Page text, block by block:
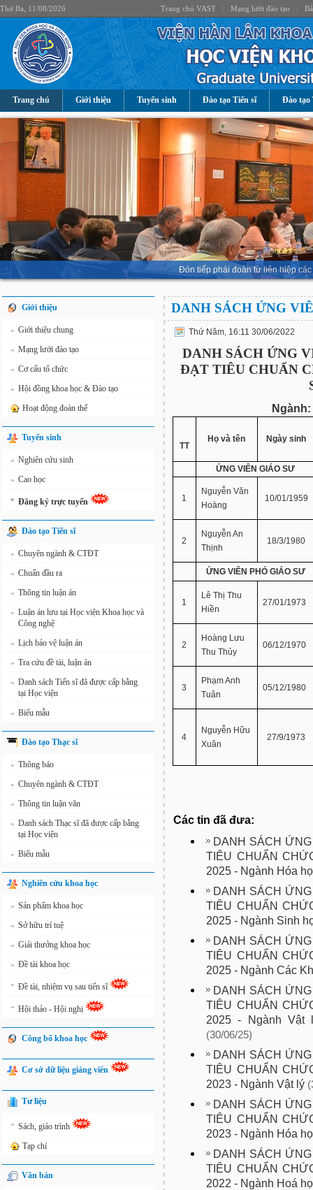
Thứ Ba, 11/08/2026 Trang chủ VAST Mạng lưới đào tạo
Trang chủ Giới thiệu Tuyển sinh Đào tạo Tiến sĩ Đào tạo
Đón tiếp phái đoàn từ liên hiệp
Giới thiệu
» Giới thiệu chung
» Mạng lưới đào tạo
» Cơ cấu tổ chức
» Hội đồng khoa học & Đào tạo
Hoạt động đoàn thể
Tuyển sinh
» Nghiên cứu sinh
» Cao học
» Đăng ký trực tuyến
Đào tạo Tiến sĩ
» Chuyên ngành & CTĐT
» Chuẩn đầu ra
» Thông tin luận án
» Luận án lưu tại Học viện Khoa học và
Công nghệ
» Lịch bảo vệ luận án
» Tra cứu đề tài, luận án
» Danh sách Tiến sĩ đã được cấp bằng
tại Học viện
» Biểu mẫu
Đào tạo Thạc sĩ
» Thông báo
» Chuyên ngành & CTĐT
» Thông tin luận văn
» Danh sách Thạc sĩ đã được cấp bằng
tại Học viện
» Biểu mẫu
Nghiên cứu khoa học
» Sản phẩm khoa học
» Sở hữu trí tuệ
» Giải thưởng khoa học
» Đề tài khoa học
» Đề tài, nhiệm vụ sau tiến sĩ
» Hội thảo - Hội nghị
Công bố khoa học
Cơ sở dữ liệu giảng viên
Tư liệu
» Sách, giáo trình
Tạp chí
Văn bản
DANH SÁCH ỨNG
Thứ Năm, 16:11 30/06/2022
DANH SÁCH ỨNG
ĐẠT TIÊU CHUẨN
TT
Họ và tên Ngày sinh
ỨNG VIÊN GIÁO SƯ
1
Nguyễn Văn
Hoàng
10/01/1959
2
Nguyễn An
Thịnh
18/3/1980
ỨNG VIÊN PHÓ GIÁO SƯ
1
Lê Thị Thu
Hiền
27/01/1973
2
Hoàng Lưu
Thu Thủy
06/12/1970
3
Phạm Anh
Tuân
05/12/1980
4
Nguyễn Hữu
Xuân
27/9/1973
Các tin đã đưa:
DANH SÁCH
TIÊU CHUẨN
2025 - Ngành Hóa
DANH SÁCH
TIÊU CHUẨN
2025 - Ngành Sinh
DANH SÁCH
TIÊU CHUẨN
2025 - Ngành Các
DANH SÁCH
TIÊU CHUẨN
2025 - Ngành Vật
(30/06/25)
DANH SÁCH
TIÊU CHUẨN
2023 - Ngành Vật lý
DANH SÁCH
TIÊU CHUẨN
2023 - Ngành Hóa
DANH SÁCH
TIÊU CHUẨN
2022 - Ngành Hoá